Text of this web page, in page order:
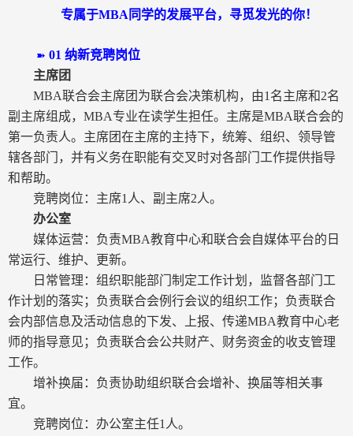
专属于MBA 同学的发展平台，寻觅发光的你！
➽01纳新竞聘岗位
主席团
MBA联合会主席团为联合会决策机构，由1 名主席和2名
副主席组成， MBA专业在读学生担任。主席是MBA联合会的
第一负责人。主席团在主席的主持下，统筹、组织、领导管
辖各部门，并有义务在职能有交叉时对各部门工作提供指导
和帮助。
竞聘岗位：主席1 人、副主席2人。
办公室
媒体运营：负责MBA教育中心和联合会自媒体平台的日
常运行、维护、更新。
日常管理：组织职能部门制定工作计划，监督各部门工
作计划的落实；负责联合会例行会议的组织工作；负责联合
会内部信息及活动信息的下发、上报、传递MBA教育中心老
师的指导意见；负责联合会公共财产、财务资金的收支管理
工作。
增补换届：负责协助组织联合会增补、换届等相关事
宜。
竞聘岗位：办公室主任1 人。